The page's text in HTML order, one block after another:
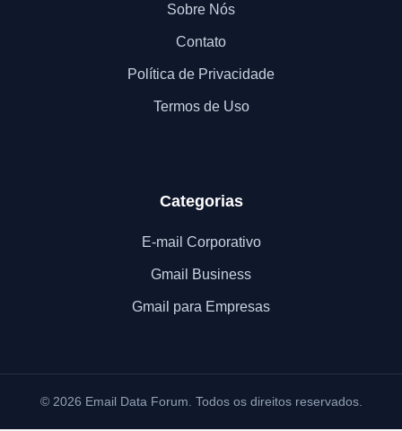
Sobre Nós
Contato
Política de Privacidade
Termos de Uso
Categorias
E-mail Corporativo
Gmail Business
Gmail para Empresas
© 2026 Email Data Forum. Todos os direitos reservados.